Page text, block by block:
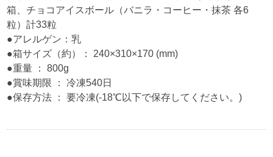
箱、チョコアイスボール（バニラ・コーヒー・抹茶 各6
粒）計33粒
●アレルゲン：乳
●箱サイズ（約）： 240×310×170 (mm)
●重量 ： 800g
●賞味期限 ： 冷凍540日
●保存方法 ： 要冷凍(-18℃以下で保存してください。)